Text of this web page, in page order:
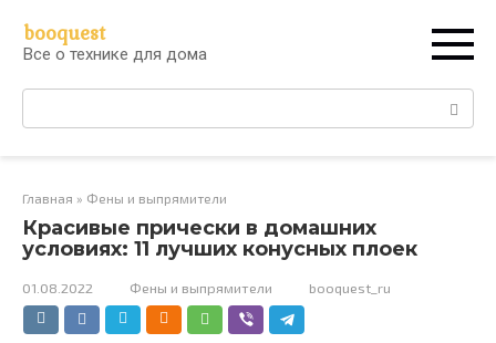
контенту
booquest
Все о технике для дома
Поиск:
Главная » Фены и выпрямители
Красивые прически в домашних
условиях: 11 лучших конусных плоек
01.08.2022 Фены и выпрямители booquest_ru